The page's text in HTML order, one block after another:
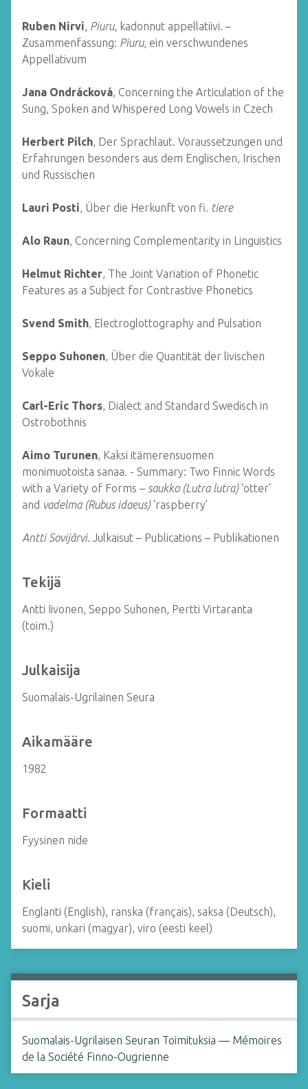
Ruben Nirvi, Piuru, kadonnut appellatiivi. –
Zusammenfassung: Piuru, ein verschwundenes
Appellativum
Jana Ondrácková, Concerning the Articulation of the
Sung, Spoken and Whispered Long Vowels in Czech
Herbert Pilch, Der Sprachlaut. Voraussetzungen und
Erfahrungen besonders aus dem Englischen, Irischen
und Russischen
Lauri Posti, Über die Herkunft von fi. tiere
Alo Raun, Concerning Complementarity in Linguistics
Helmut Richter, The Joint Variation of Phonetic
Features as a Subject for Contrastive Phonetics
Svend Smith, Electroglottography and Pulsation
Seppo Suhonen, Über die Quantität der livischen
Vokale
Carl-Eric Thors, Dialect and Standard Swedisch in
Ostrobothnis
Aimo Turunen, Kaksi itämerensuomen
monimuotoista sanaa. - Summary: Two Finnic Words
with a Variety of Forms – saukko (Lutra lutra)'otter'
and vadelma (Rubus idaeus)'raspberry'
Antti Sovijärvi. Julkaisut – Publications – Publikationen
Tekijä
Antti Iivonen, Seppo Suhonen, Pertti Virtaranta
(toim.)
Julkaisija
Suomalais-Ugrilainen Seura
Aikamääre
1982
Formaatti
Fyysinen nide
Kieli
Englanti (English), ranska (français), saksa (Deutsch),
suomi, unkari (magyar), viro (eesti keel)
Sarja
Suomalais-Ugrilaisen Seuran Toimituksia — Mémoires
de la Société Finno-Ougrienne